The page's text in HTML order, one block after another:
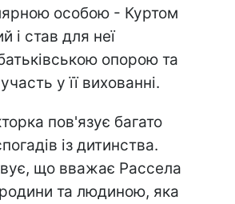
особою - Куртом
і став для неї
опорою та
у її вихованні.
пов'язує багато
із дитинства.
що вважає Рассела
та людиною, яка